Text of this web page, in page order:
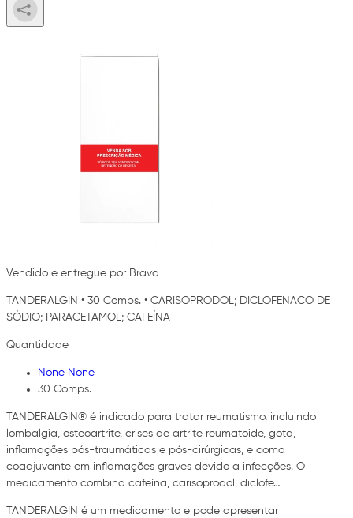
Vendido e entregue por Brava
TANDERALGIN • 30 Comps. • CARISOPRODOL; DICLOFENACO DE
SÓDIO; PARACETAMOL; CAFEÍNA
Quantidade
None None
30 Comps.
TANDERALGIN® é indicado para tratar reumatismo, incluindo
lombalgia, osteoartrite, crises de artrite reumatoide, gota,
inflamações pós-traumáticas e pós-cirúrgicas, e como
coadjuvante em inflamações graves devido a infecções. O
medicamento combina cafeína, carisoprodol, diclofe…
TANDERALGIN é um medicamento e pode apresentar